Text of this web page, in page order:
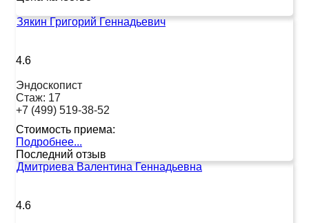
Зякин Григорий Геннадьевич
4.6
Эндоскопист
Стаж: 17
+7 (499) 519-38-52
Стоимость приема:
Подробнее...
Последний отзыв
Дмитриева Валентина Геннадьевна
4.6